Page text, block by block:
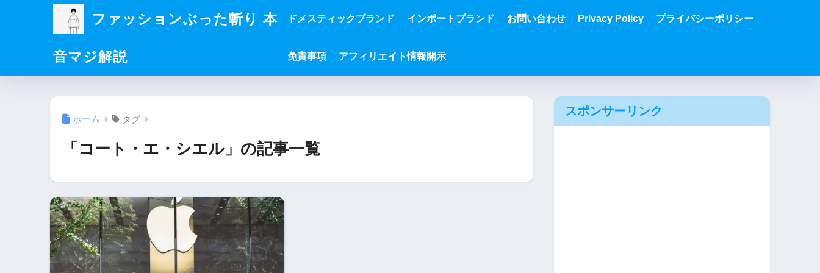
ファッションぶった斬り 本
音マジ解説
ドメスティックブランド インポートブランド お問い合わせ Privacy Policy プライバシーポリシー
免責事項 アフィリエイト情報開示
ホーム タグ
「コート・エ・シエル」の記事一覧
スポンサーリンク